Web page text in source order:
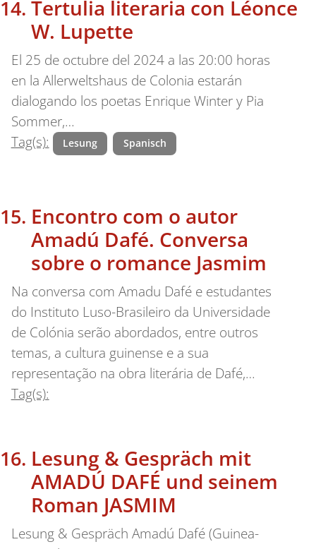
Tertulia literaria con Léonce
W. Lupette
El 25 de octubre del 2024 a las 20:00 horas
en la Allerweltshaus de Colonia estarán
dialogando los poetas Enrique Winter y Pia
Sommer,…
Tag(s):
Lesung Spanisch
Encontro com o autor
Amadú Dafé. Conversa
sobre o romance Jasmim
Na conversa com Amadu Dafé e estudantes
do Instituto Luso-Brasileiro da Universidade
de Colónia serão abordados, entre outros
temas, a cultura guinense e a sua
representação na obra literária de Dafé,…
Tag(s):
Lesung & Gespräch mit
AMADÚ DAFÉ und seinem
Roman JASMIM
Lesung & Gespräch Amadú Dafé (Guinea-